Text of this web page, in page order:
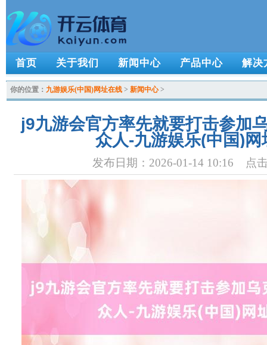
首页 关于我们 新闻中心 产品中心 解决
你的位置： 九游娱乐(中国)网址在线 > 新闻中心>
j9九游会官方率先就要打击参加
众人-九游娱乐(中国)网
发布日期：2026-01-14 10:16 点